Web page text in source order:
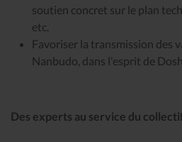
soutien concret sur le plan
etc.
Favoriser la transmission des
Nanbudo, dans l'esprit de
Des experts au service du